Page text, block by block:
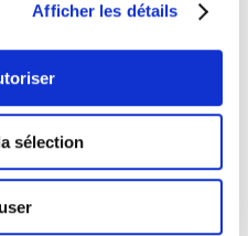
Afficher les détails
sélection